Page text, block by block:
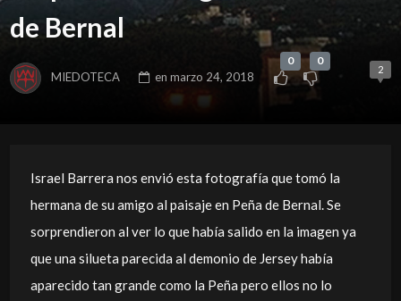
de Bernal
MIEDOTECA en marzo 24, 2018
0 0
2
Israel Barrera nos envió esta fotografía que tomó la
hermana de su amigo al paisaje en Peña de Bernal. Se
sorprendieron al ver lo que había salido en la imagen ya
que una silueta parecida al demonio de Jersey había
aparecido tan grande como la Peña pero ellos no lo